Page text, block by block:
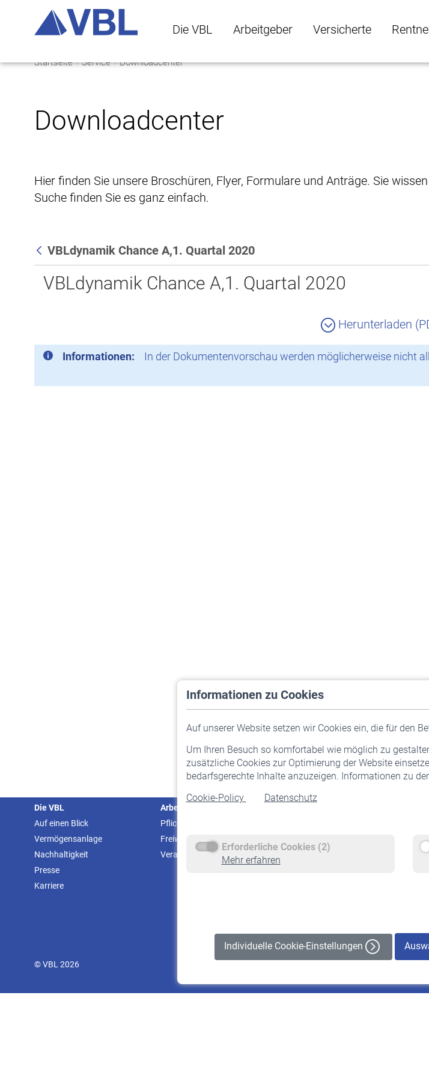
Die VBL Arbeitgeber Versicherte
Startseite Service Downloadcenter
Downloadcenter
Hier finden Sie unsere Broschüren, Flyer, Formulare und Anträge. Sie
Suche finden Sie es ganz einfach.
Zurück
VBLdynamik Chance A,1. Quartal 2020
VBLdynamik Chance A,1. Quartal 2020
Herunterladen
Informationen: In der Dokumentenvorschau werden möglicherweise nicht
Informationen zu Cookies
Auf unserer Website setzen wir Cookies ein, die für den
Um Ihren Besuch so komfortabel wie möglich zu
zusätzliche Cookies zur Optimierung der Website
bedarfsgerechte Inhalte anzuzeigen. Informationen zu
Cookie-Policy
Datenschutz
Erforderliche Cookies (2)
Mehr erfahren
Individuelle Cookie-Einstellungen
Die VBL
Auf einen Blick
Vermögensanlage
Nachhaltigkeit
Presse
Karriere
Arbeitgeber
Pflichtversicherung
Freiwillige Versicherung
Veranstaltungen
Staatliche Förderung
© VBL 2026